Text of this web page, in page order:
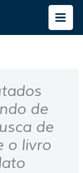
de
de
o livro